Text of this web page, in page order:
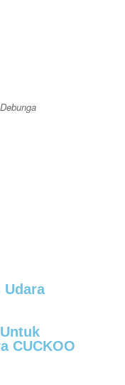
Udara
CUCKOO